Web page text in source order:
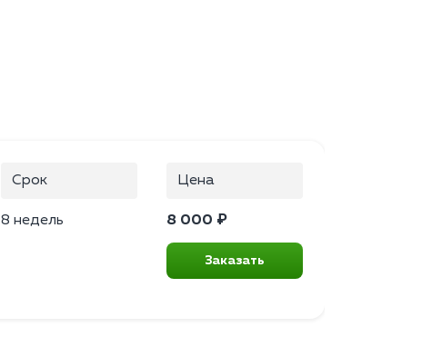
Срок
8 недель
Цена
8 000 ₽
Заказать